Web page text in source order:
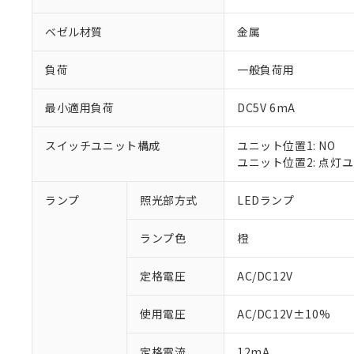
ベゼル材質 金属
負荷 一般負荷用
最小適用負荷 DC5V 6mA
スイッチユニット構成
ユニット位置1: NO
ユニット位置2: 点灯
ランプ 照光部方式 LEDランプ
ランプ色 橙
定格電圧 AC/DC12V
使用電圧 AC/DC12V±10%
ご利用条件
以下の条件をお
※1 対応状況
対応予定：EU
対応予定なし：
調査・確認中：
非該当品：ライセ
※1 中国